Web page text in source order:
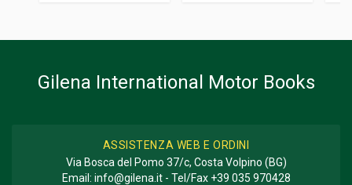
GENERE O COLLANA
Gilena International Motor Books
ASSISTENZA WEB E ORDINI
Via Bosca del Pomo 37/c, Costa Volpino (BG)
Email: info@gilena.it- Tel/Fax +39 035 970428